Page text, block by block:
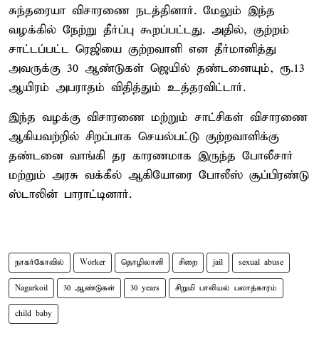
சுந்தரையா விசாரணை நடத்தினார். மேலும் இந்த
வழக்கில் நேற்று தீர்ப்பு கூறப்பட்டது. அதில், குற்றம்
சாட்டப்பட்ட ரெஜியை குற்றவாளி என தீர்மானித்து
அவருக்கு 30 ஆண்டுகள் ஜெயில் தண்டனையும், ரூ.13
ஆயிரம் அபராதம் விதித்தும் உத்தரவிட்டார்.
இந்த வழக்கு விசாரணை மற்றும் சாட்சிகள் விசாரணை
ஆகியவற்றில் சிறப்பாக செயல்பட்டு குற்றவாளிக்கு
தண்டனை வாங்கி தர காரணமாக இருந்த போலீசார்
மற்றும் அரசு வக்கீல் ஆகியோரை போலீஸ் சூப்பிரண்டு
ஸ்டாலின் பாராட்டினார்.
நாகர்கோவில் Worker தொழிலாளி சிறை jail sexual abuse
Nagarkoil 30 ஆண்டுகள் 30 years சிறுமி பாலியல் பலாத்காரம்
child baby